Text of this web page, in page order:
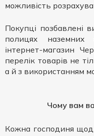
можливість
Покупці позбавлені
полицях наземних
інтернет-магазин
перелік товарів не
а й з використанням
Чому вам
Кожна господиня